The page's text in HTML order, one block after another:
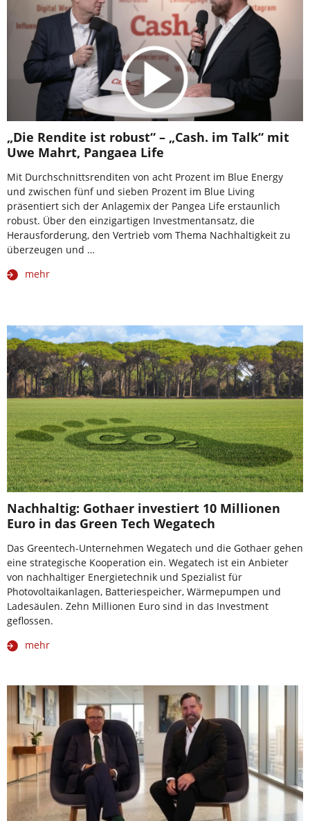
„Die Rendite ist robust“ – „Cash. im Talk“ mit
Uwe Mahrt, Pangaea Life
Mit Durchschnittsrenditen von acht Prozent im Blue Energy
und zwischen fünf und sieben Prozent im Blue Living
präsentiert sich der Anlagemix der Pangea Life erstaunlich
robust. Über den einzigartigen Investmentansatz, die
Herausforderung, den Vertrieb vom Thema Nachhaltigkeit zu
überzeugen und …
mehr
Nachhaltig: Gothaer investiert 10 Millionen
Euro in das Green Tech Wegatech
Das Greentech-Unternehmen Wegatech und die Gothaer gehen
eine strategische Kooperation ein. Wegatech ist ein Anbieter
von nachhaltiger Energietechnik und Spezialist für
Photovoltaikanlagen, Batteriespeicher, Wärmepumpen und
Ladesäulen. Zehn Millionen Euro sind in das Investment
geflossen.
mehr